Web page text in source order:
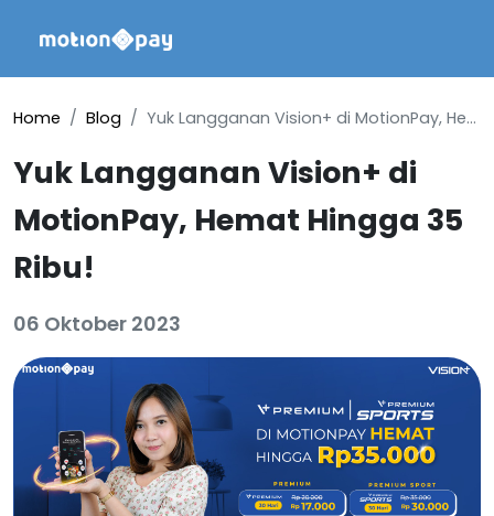
Home Blog Yuk Langganan Vision+ di MotionPay, Hemat Hingga 35 Ribu!
Yuk Langganan Vision+ di
MotionPay, Hemat Hingga 35
Ribu!
06 Oktober 2023